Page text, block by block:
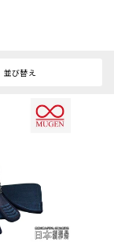
並び替え